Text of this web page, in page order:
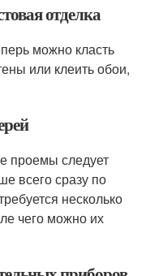
отделка
можно класть
или клеить обои,
проемы следует
всего сразу по
несколько
чего можно их